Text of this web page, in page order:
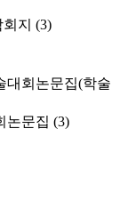
지 (3)
대회논문집(학술
논문집 (3)